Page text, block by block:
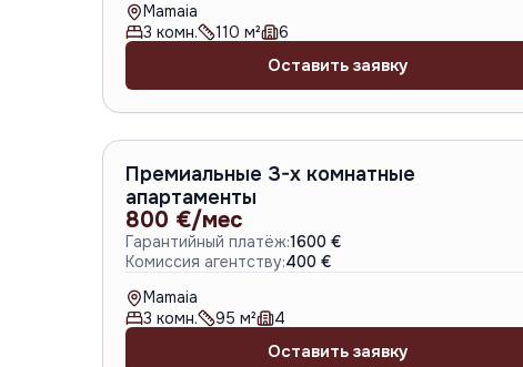
Mamaia
3 комн. 110 м² 6
Оставить заявку
Премиальные 3-х комнатные
апартаменты
800 €/мес
Гарантийный платёж:1600 €
Комиссия агентству:400 €
Mamaia
3 комн. 95 м² 4
Оставить заявку